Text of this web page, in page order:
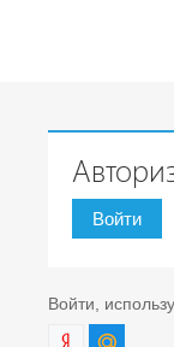
Войти
Войти,